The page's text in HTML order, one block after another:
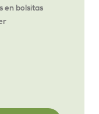
en bolsitas